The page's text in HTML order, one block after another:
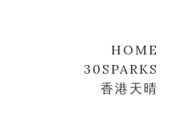
HOME
30SPARKS
香港天晴